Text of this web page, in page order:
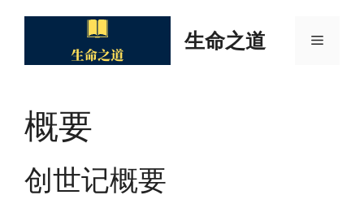
生命之道 Menu
概要
创世记概要